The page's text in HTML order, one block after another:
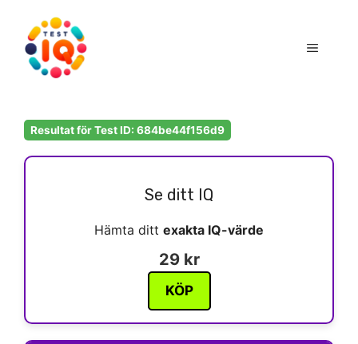
innehåll
Meny
Resultat för Test ID: 684be44f156d9
Se ditt IQ
Hämta ditt exakta IQ-värde
29 kr
KÖP